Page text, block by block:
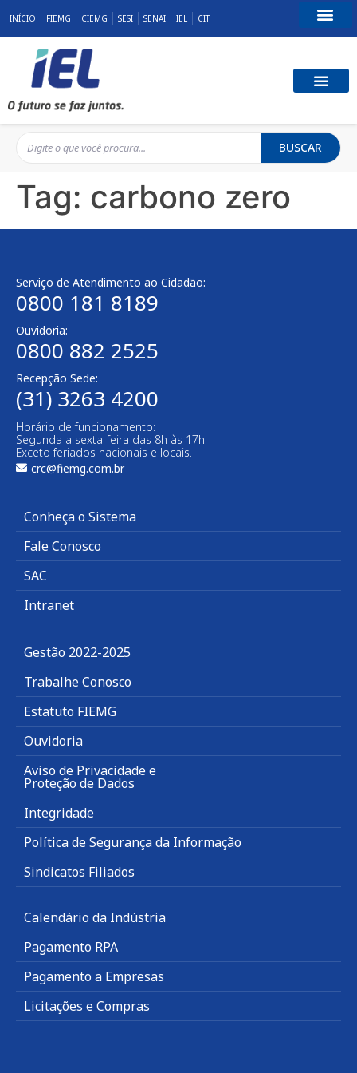
INÍCIO FIEMG CIEMG SESI SENAI IEL CIT
BUSCAR
Tag: carbono zero
Serviço de Atendimento ao Cidadão:
0800 181 8189
Ouvidoria:
0800 882 2525
Recepção Sede:
(31) 3263 4200
Horário de funcionamento:
Segunda a sexta-feira das 8h às 17h
Exceto feriados nacionais e locais.
crc@fiemg.com.br
Conheça o Sistema
Fale Conosco
SAC
Intranet
Gestão 2022-2025
Trabalhe Conosco
Estatuto FIEMG
Ouvidoria
Aviso de Privacidade e
Proteção de Dados
Integridade
Política de Segurança da Informação
Sindicatos Filiados
Calendário da Indústria
Pagamento RPA
Pagamento a Empresas
Licitações e Compras